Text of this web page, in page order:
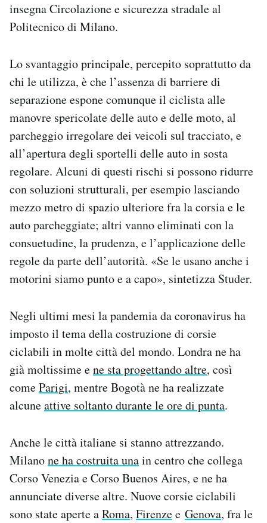
insegna Circolazione e sicurezza stradale al
Politecnico di Milano.
Lo svantaggio principale, percepito soprattutto da
chi le utilizza, è che l’assenza di barriere di
separazione espone comunque il ciclista alle
manovre spericolate delle auto e delle moto, al
parcheggio irregolare dei veicoli sul tracciato, e
all’apertura degli sportelli delle auto in sosta
regolare. Alcuni di questi rischi si possono ridurre
con soluzioni strutturali, per esempio lasciando
mezzo metro di spazio ulteriore fra la corsia e le
auto parcheggiate; altri vanno eliminati con la
consuetudine, la prudenza, e l’applicazione delle
regole da parte dell’autorità. «Se le usano anche i
motorini siamo punto e a capo», sintetizza Studer.
Negli ultimi mesi la pandemia da coronavirus ha
imposto il tema della costruzione di corsie
ciclabili in molte città del mondo. Londra ne ha
già moltissime ene sta progettando altre, così
comeParigi, mentre Bogotà ne ha realizzate
alcuneattive soltanto durante le ore di punta.
Anche le città italiane si stanno attrezzando.
Milanone ha costruita unain centro che collega
Corso Venezia e Corso Buenos Aires, e ne ha
annunciate diverse altre. Nuove corsie ciclabili
sono state aperte aRoma, Firenzee Genova, fra le